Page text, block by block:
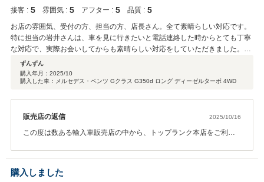
接客 : 5 雰囲気 : 5 アフター : 5 品質 : 5
お店の雰囲気、受付の方、担当の方、店長さん。全て素晴らしい対応です。
特に担当の岩井さんは、車を見に行きたいと電話連絡した時からとても丁寧
な対応で、実際お会いしてからも素晴らしい対応をしていただきました。中
古車店でこんなにしっかりした対応して頂いたのは初めてです。
ずんずん
購入年月： 2025/10
購入した車：メルセデス・ベンツ Gクラス G350d ロング ディーゼルターボ 4WD
販売店の返信 2025/10/16
この度は数ある輸入車販売店の中から、トップランク本店をご利用
す。 ご納車させていただいてからが本当のお付き合いの始まりと考
えております。 今後も何か気になる事やご不明な点がございました
購入しました